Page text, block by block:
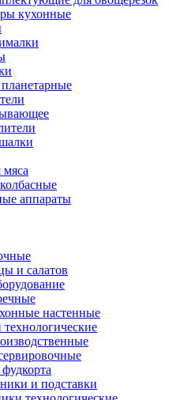
кухонные
аппараты
и салатов
настенные
и подставки